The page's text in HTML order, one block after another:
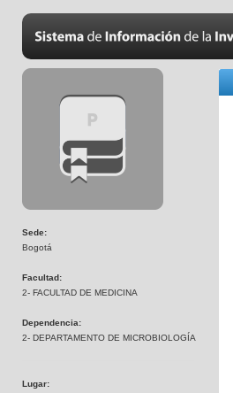
Sede:
Bogotá
Facultad:
2- FACULTAD DE MEDICINA
Dependencia:
2- DEPARTAMENTO DE MICROBIOLOGÍA
Lugar: